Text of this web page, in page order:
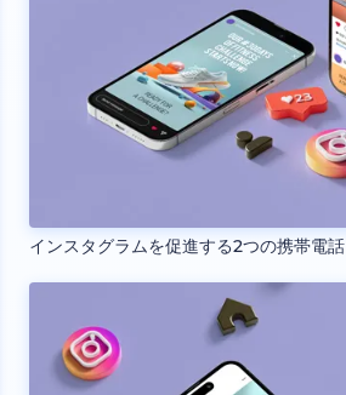
インスタグラムを促進する2つの携帯電話